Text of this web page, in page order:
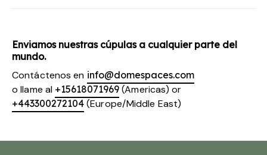
Enviamos nuestras cúpulas a cualquier parte del
mundo.
Contáctenos en info@domespaces.com
o llame al +15618071969 (Americas) or
+443300272104 (Europe/Middle East)